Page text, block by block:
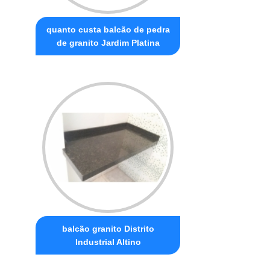
quanto custa balcão de pedra
de granito Jardim Platina
balcão granito Distrito
Industrial Altino